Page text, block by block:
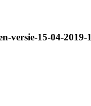
versie-15-04-2019-1